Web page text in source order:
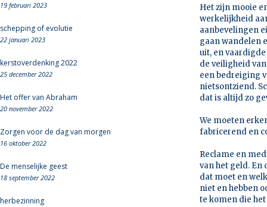
19 februari 2023
schepping of evolutie
22 januari 2023
kerstoverdenking 2022
25 december 2022
Het offer van Abraham
20 november 2022
Zorgen voor de dag van morgen
16 oktober 2022
De menselijke geest
18 september 2022
herbezinning
Het zijn mooie
werkelijkheid
aanbevelingen
gaan wandelen
uit, en
de veiligheid
een bedreiging
nietsontziend.
dat is altijd zo
We moeten
fabricerend en
Reclame en
van het geld. En
dat moet en
niet en hebben
te komen die